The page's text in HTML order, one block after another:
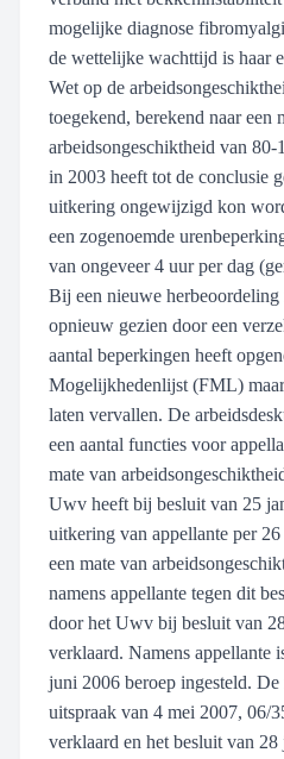
mogelijke diagnose
de wettelijke wachttijd is haar
Wet op de
toegekend, berekend naar een
arbeidsongeschiktheid van
in 2003 heeft tot de conclusie
uitkering ongewijzigd kon
een zogenoemde
van ongeveer 4 uur per dag
Bij een nieuwe
opnieuw gezien door een
aantal beperkingen heeft
Mogelijkhedenlijst (FML)
laten vervallen. De
een aantal functies voor
mate van
Uwv heeft bij besluit van 25
uitkering van appellante per
een mate van
namens appellante tegen dit
door het Uwv bij besluit van
verklaard. Namens appellante
juni 2006 beroep ingesteld.
uitspraak van 4 mei 2007, 06/
verklaard en het besluit van